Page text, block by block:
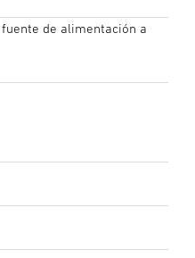
de alimentación a